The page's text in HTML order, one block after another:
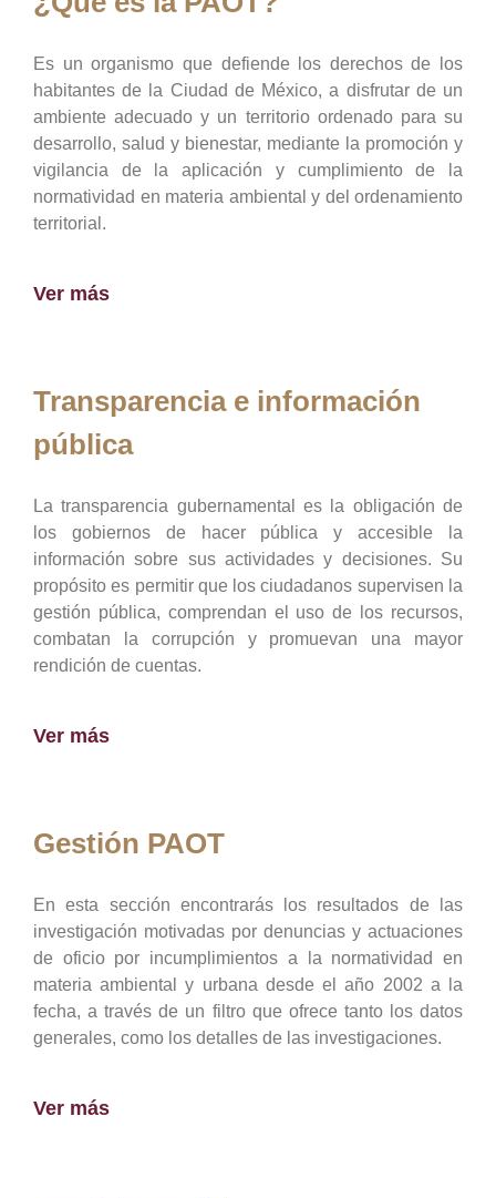
Es un organismo que defiende los derechos de los
habitantes de la Ciudad de México, a disfrutar de un
ambiente adecuado y un territorio ordenado para su
desarrollo, salud y bienestar, mediante la promoción y
vigilancia de la aplicación y cumplimiento de la
normatividad en materia ambiental y del ordenamiento
territorial.
Ver más
Transparencia e información
pública
La transparencia gubernamental es la obligación de
los gobiernos de hacer pública y accesible la
información sobre sus actividades y decisiones. Su
propósito es permitir que los ciudadanos supervisen la
gestión pública, comprendan el uso de los recursos,
combatan la corrupción y promuevan una mayor
rendición de cuentas.
Ver más
Gestión PAOT
En esta sección encontrarás los resultados de las
investigación motivadas por denuncias y actuaciones
de oficio por incumplimientos a la normatividad en
materia ambiental y urbana desde el año 2002 a la
fecha, a través de un filtro que ofrece tanto los datos
generales, como los detalles de las investigaciones.
Ver más